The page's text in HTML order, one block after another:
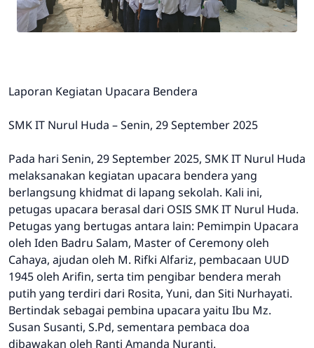
Laporan Kegiatan Upacara Bendera
SMK IT Nurul Huda – Senin, 29 September 2025
Pada hari Senin, 29 September 2025, SMK IT Nurul Huda
melaksanakan kegiatan upacara bendera yang
berlangsung khidmat di lapang sekolah. Kali ini,
petugas upacara berasal dari OSIS SMK IT Nurul Huda.
Petugas yang bertugas antara lain: Pemimpin Upacara
oleh Iden Badru Salam, Master of Ceremony oleh
Cahaya, ajudan oleh M. Rifki Alfariz, pembacaan UUD
1945 oleh Arifin, serta tim pengibar bendera merah
putih yang terdiri dari Rosita, Yuni, dan Siti Nurhayati.
Bertindak sebagai pembina upacara yaitu Ibu Mz.
Susan Susanti, S.Pd, sementara pembaca doa
dibawakan oleh Ranti Amanda Nuranti.